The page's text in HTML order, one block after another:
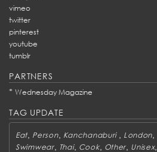
vimeo
twitter
pinterest
youtube
tumblr
PARTNERS
* Wednesday Magazine
TAG UPDATE
Eat Person, Kanchanaburi London
Swimwear, Thai, Cook, Other Unisex,